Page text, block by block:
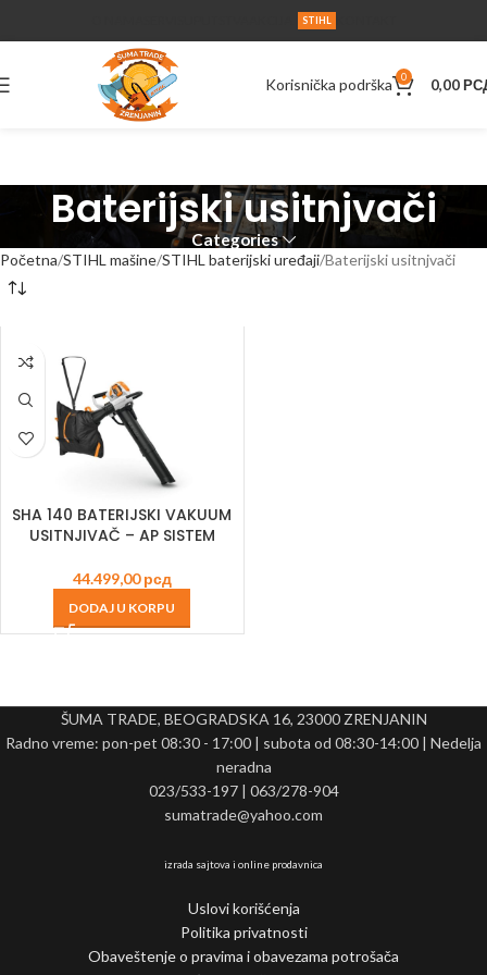
STIHL
Korisnička podrška 0 0,00
Baterijski usitnjvači
Categories
Početna STIHL mašine STIHL baterijski uređaji Baterijski usitnjvači
SHA 140 BATERIJSKI VAKUUM
USITNJIVAČ – AP SISTEM
44.499,00рсд
DODAJ U KORPU
ŠUMA TRADE, BEOGRADSKA 16, 23000 ZRENJANIN
Radno vreme: pon-pet 08:30 - 17:00 | subota od 08:30-14:00 | Nedelja
neradna
023/533-197 | 063/278-904
sumatrade@yahoo.com
izrada sajtova i online prodavnica
Uslovi korišćenja
Politika privatnosti
Obaveštenje o pravima i obavezama potrošača